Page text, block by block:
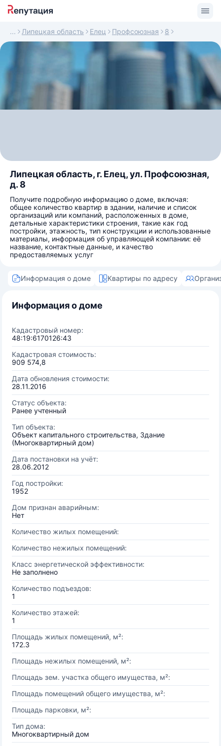
Липецкая область Елец Профсоюзная 8
Липецкая область, г. Елец, ул. Профсоюзная,
д. 8
Получите подробную информацию о доме, включая:
общее количество квартир в здании, наличие и список
организаций или компаний, расположенных в доме,
детальные характеристики строения, такие как год
постройки, этажность, тип конструкции и использованные
материалы, информация об управляющей компании: её
название, контактные данные, и качество
предоставляемых услуг
Информация о доме Квартиры по адресу
Информация о доме
Кадастровый номер:
48:19:6170126:43
Кадастровая стоимость:
909 574,8
Дата обновления стоимости:
28.11.2016
Статус объекта:
Ранее учтенный
Тип объекта:
Объект капитального строительства, Здание
(Многоквартирный дом)
Дата постановки на учёт:
28.06.2012
Год постройки:
1952
Дом признан аварийным:
Нет
Количество жилых помещений:
Количество нежилых помещений:
Класс энергетической эффективности:
Не заполнено
Количество подъездов:
1
Количество этажей:
1
Площадь жилых помещений, м²:
172.3
Площадь нежилых помещений, м²:
Площадь зем. участка общего имущества, м²:
Площадь помещений общего имущества, м²:
Площадь парковки, м²:
Тип дома:
Многоквартирный дом